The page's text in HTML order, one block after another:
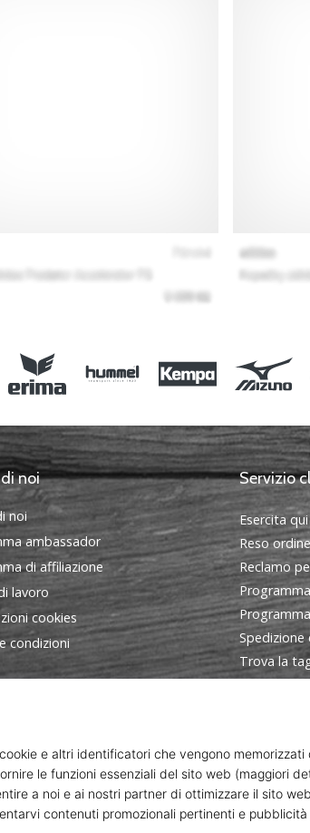
noi
noi
ambassador
di affiliazione
lavoro
cookies
condizioni
Servizio
Esercita
Reso ordine
Reclamo
Trova la
s. r. o., Dukelská třída 1666/106, Brno, 614